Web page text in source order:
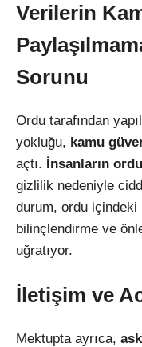
Verilerin
Sorunu
Ordu tarafından
yokluğu, kamu
açtı. İnsanların
gizlilik nedeniyle
durum, ordu
bilinçlendirme ve
uğratıyor.
İletişim ve
Mektupta ayrıca,